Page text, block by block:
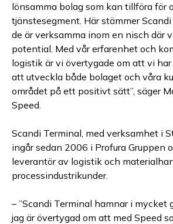
lönsamma bolag som kan tillföra för
tjänstesegment. Här stämmer
de är verksamma inom en nisch där
potential. Med vår erfarenhet och
logistik är vi övertygade om att vi
att utveckla både bolaget och våra
området på ett positivt sätt”, säger
Speed.
Scandi Terminal, med verksamhet i
ingår sedan 2006 i Profura Gruppen
leverantör av logistik och
processindustrikunder.
– ”Scandi Terminal hamnar i mycket
jag är övertygad om att med Speed